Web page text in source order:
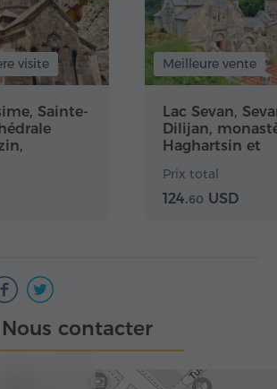
visite
Sainte-
Meilleure vente
Lac Sevan,
Dilijan,
Haghartsin et
Prix total
124.60 USD
Nous contacter